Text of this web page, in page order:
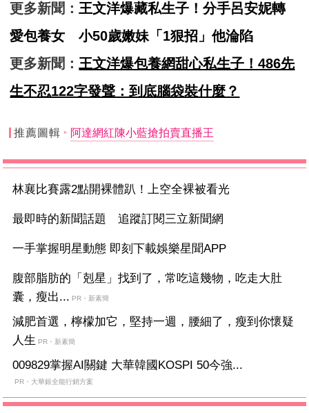
更多新聞： 王文洋爆藏私生子！分手呂安妮轉
愛包養女 小50歲嫩妹「1狠招」他淪陷
更多新聞： 王文洋爆包養網甜心私生子！486先
生不忍122字發聲：到底腦袋裝什麼？
推薦圖輯 阿達網紅陳小藍搶拍賣直播王
林襄比賽露2點開裸體趴！上空全裸被看光
最即時的新聞話題 追蹤訂閱三立新聞網
一手掌握明星動態 即刻下載娛樂星聞APP
腹部脂肪的「剋星」找到了，常吃這幾物，吃走大肚
囊，瘦出... PR・新素簡
減肥首選，檸檬加它，堅持一週，腰細了，瘦到你懷疑
人生 PR・新素簡
009829掌握AI關鍵 大華韓國KOSPI 50今強...
PR・大華銀全能行銷方案